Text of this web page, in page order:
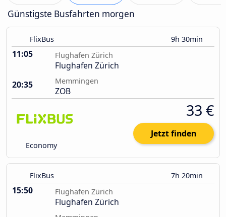
Günstigste Busfahrten morgen
FlixBus 9h 30min
11:05 Flughafen Zürich
Flughafen Zürich
20:35
Memmingen
ZOB
Economy
33 €
Jetzt finden
FlixBus 7h 20min
15:50 Flughafen Zürich
Flughafen Zürich